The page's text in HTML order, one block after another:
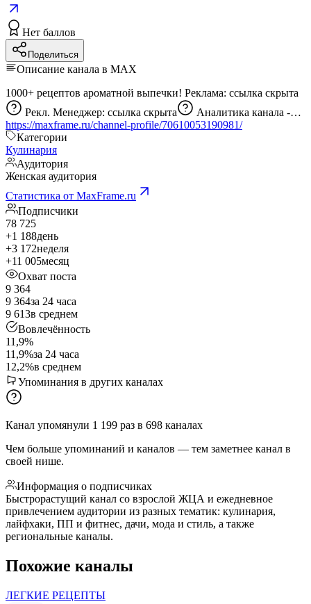
Нет баллов
Поделиться
Описание канала в MAX
1000+ рецептов ароматной выпечки! Реклама: ссылка скрыта
Рекл. Менеджер: ссылка скрыта
Аналитика канала -
https://maxframe.ru/channel-profile/70610053190981/
Категории
Кулинария
Аудитория
Женская аудитория
Статистика от MaxFrame.ru
Подписчики
78 725
+1 188день
+3 172неделя
+11 005месяц
Охват поста
9 364
9 364за 24 часа
9 613в среднем
Вовлечённость
11,9%
11,9%за 24 часа
12,2%в среднем
Упоминания в других каналах
Канал упомянули 1 199 раз в 698 каналах
Чем больше упоминаний и каналов — тем заметнее канал в
своей нише.
Информация о подписчиках
Быстрорастущий канал со взрослой ЖЦА и ежедневное
привлечением аудитории из разных тематик: кулинария,
лайфхаки, ПП и фитнес, дачи, мода и стиль, а также
региональные каналы.
Похожие каналы
ЛЕГКИЕ РЕЦЕПТЫ